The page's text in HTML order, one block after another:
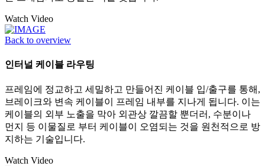
Watch Video
Back to overview
인터널 케이블 라우팅
프레임에 정교하고 세밀하고 만들어진 케이블 입/출구를 통해,
브레이크와 변속 케이블이 프레임 내부를 지나게 됩니다. 이는
케이블의 외부 노출을 막아 외관상 깔끔할 뿐더러, 수분이나
먼지 등 이물질로 부터 케이블이 오염되는 것을 원천적으로 방
지하는 기술입니다.
Watch Video